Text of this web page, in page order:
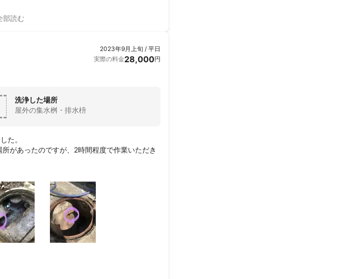
2023年9月上旬 / 平日
実際の料金28,000円
洗浄した場所
屋外の集水桝・排水枡
た。
があったのですが、2時間程度で作業いただき
のメンテナンスを考える上で役立ちました。